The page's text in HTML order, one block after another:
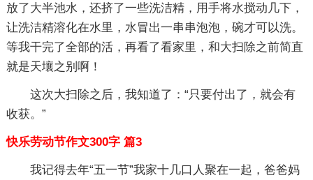
放了大半池水，还挤了一些洗洁精，用手将水搅动几下，
让洗洁精溶化在水里，水冒出一串串泡泡，碗才可以洗。
等我干完了全部的活，再看了看家里，和大扫除之前简直
就是天壤之别啊！
这次大扫除之后，我知道了：“只要付出了，就会有
收获。”
快乐劳动节作文300字 篇3
我记得去年“五一节”我家十几口人聚在一起，爸爸妈